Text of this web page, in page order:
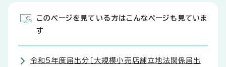
このページを見ている方はこんなページも見ていま
す
令和5年度届出分［大規模小売店舗立地法関係届出